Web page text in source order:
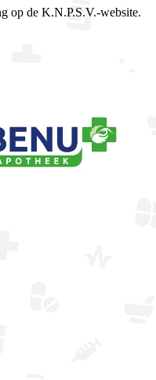
op de K.N.P.S.V.-website.